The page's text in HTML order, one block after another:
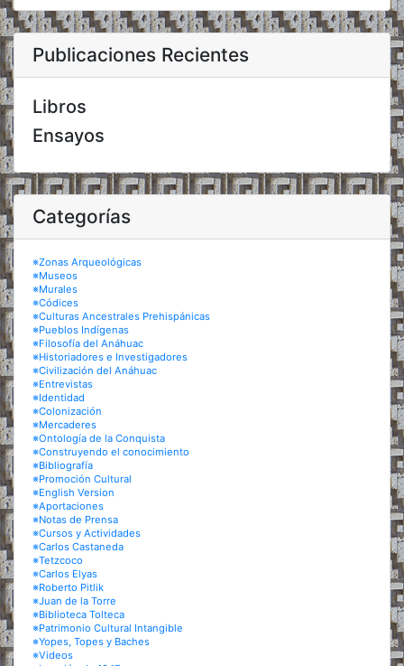
Publicaciones Recientes
Libros
Ensayos
Categorías
※Zonas Arqueológicas
※Museos
※Murales
※Códices
※Culturas Ancestrales Prehispánicas
※Pueblos Indígenas
※Filosofía del Anáhuac
※Historiadores e Investigadores
※Civilización del Anáhuac
※Entrevistas
※Identidad
※Colonización
※Mercaderes
※Ontología de la Conquista
※Construyendo el conocimiento
※Bibliografía
※Promoción Cultural
※English Version
※Aportaciones
※Notas de Prensa
※Cursos y Actividades
※Carlos Castaneda
※Tetzcoco
※Carlos Elyas
※Roberto Pitlik
※Juan de la Torre
※Biblioteca Tolteca
※Patrimonio Cultural Intangible
※Yopes, Topes y Baches
※Videos